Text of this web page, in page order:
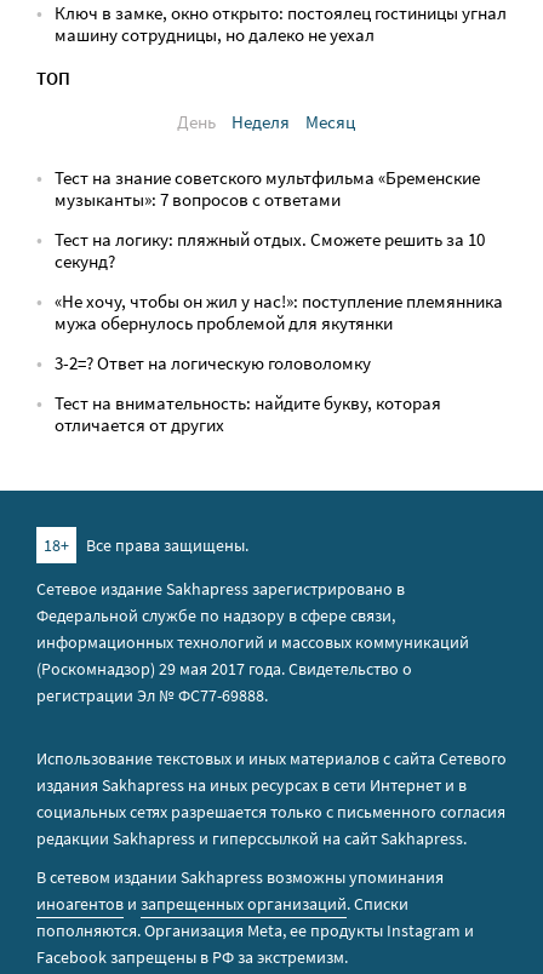
Ключ в замке, окно открыто: постоялец гостиницы угнал
машину сотрудницы, но далеко не уехал
ТОП
День
Неделя Месяц
Тест на знание советского мультфильма «Бременские
музыканты»: 7 вопросов с ответами
Тест на логику: пляжный отдых. Сможете решить за 10
секунд?
«Не хочу, чтобы он жил у нас!»: поступление племянника
мужа обернулось проблемой для якутянки
3-2=? Ответ на логическую головоломку
Тест на внимательность: найдите букву, которая
отличается от других
18+
Все права защищены.
Сетевое издание Sakhapress зарегистрировано в
Федеральной службе по надзору в сфере связи,
информационных технологий и массовых коммуникаций
(Роскомнадзор) 29 мая 2017 года. Свидетельство о
регистрации Эл № ФС77-69888.
Использование текстовых и иных материалов с сайта Сетевого
издания Sakhapress на иных ресурсах в сети Интернет и в
социальных сетях разрешается только с письменного согласия
редакции Sakhapress и гиперссылкой на сайт Sakhapress.
В сетевом издании Sakhapress возможны упоминания
иноагентов и запрещенных организаций. Списки
пополняются. Организация Metа, ее продукты Instagram и
Facebook запрещены в РФ за экстремизм.